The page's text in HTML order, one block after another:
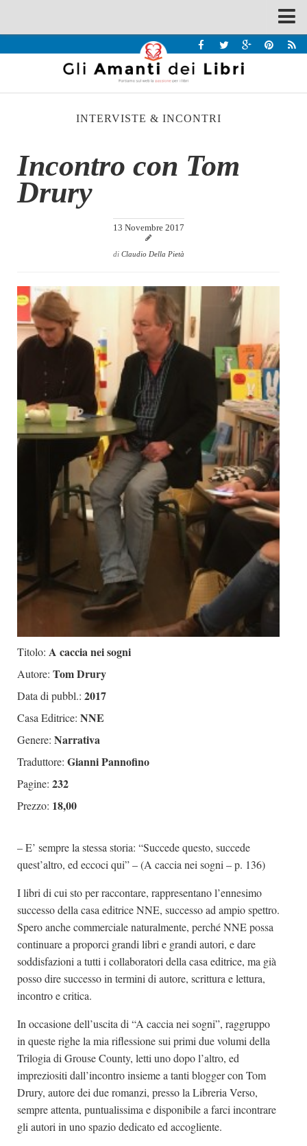
Recensioni
Interviste & Incontri
Chi siamo
Contatti
Chi siamo
Dicono di Noi
Rassegna Stampa
Archivio
Autori
Generi
Case editrici
Partnership
Giallo Stresa
Premio Chiara
A Tutto Volume
Salone di Torino
INTERVISTE & INCONTRI
Incontro con Tom
Drury
13 Novembre 2017
di Claudio Della Pietà
Titolo: A caccia nei sogni
Autore: Tom Drury
Data di pubbl.: 2017
Casa Editrice: NNE
Genere: Narrativa
Traduttore: Gianni Pannofino
Pagine: 232
Prezzo: 18,00
– E’ sempre la stessa storia: “Succede questo, succede
quest’altro, ed eccoci qui” – (A caccia nei sogni – p. 136)
I libri di cui sto per raccontare, rappresentano l’ennesimo
successo della casa editrice NNE, successo ad ampio spettro.
Spero anche commerciale naturalmente, perché NNE possa
continuare a proporci grandi libri e grandi autori, e dare
soddisfazioni a tutti i collaboratori della casa editrice, ma già
posso dire successo in termini di autore, scrittura e lettura,
incontro e critica.
In occasione dell’uscita di “A caccia nei sogni”, raggruppo
in queste righe la mia riflessione sui primi due volumi della
Trilogia di Grouse County, letti uno dopo l’altro, ed
impreziositi dall’incontro insieme a tanti blogger con Tom
Drury, autore dei due romanzi, presso la Libreria Verso,
sempre attenta, puntualissima e disponibile a farci incontrare
gli autori in uno spazio dedicato ed accogliente.